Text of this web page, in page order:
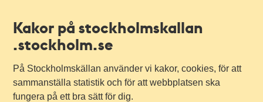
Kakor på stockholmskallan
.stockholm.se
På Stockholmskällan använder vi kakor, cookies, för att
sammanställa statistik och för att webbplatsen ska
fungera på ett bra sätt för dig.